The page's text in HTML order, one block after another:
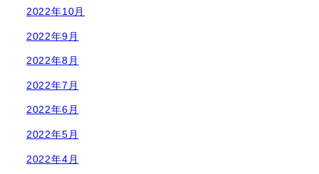
2022年10月
2022年9月
2022年8月
2022年7月
2022年6月
2022年5月
2022年4月